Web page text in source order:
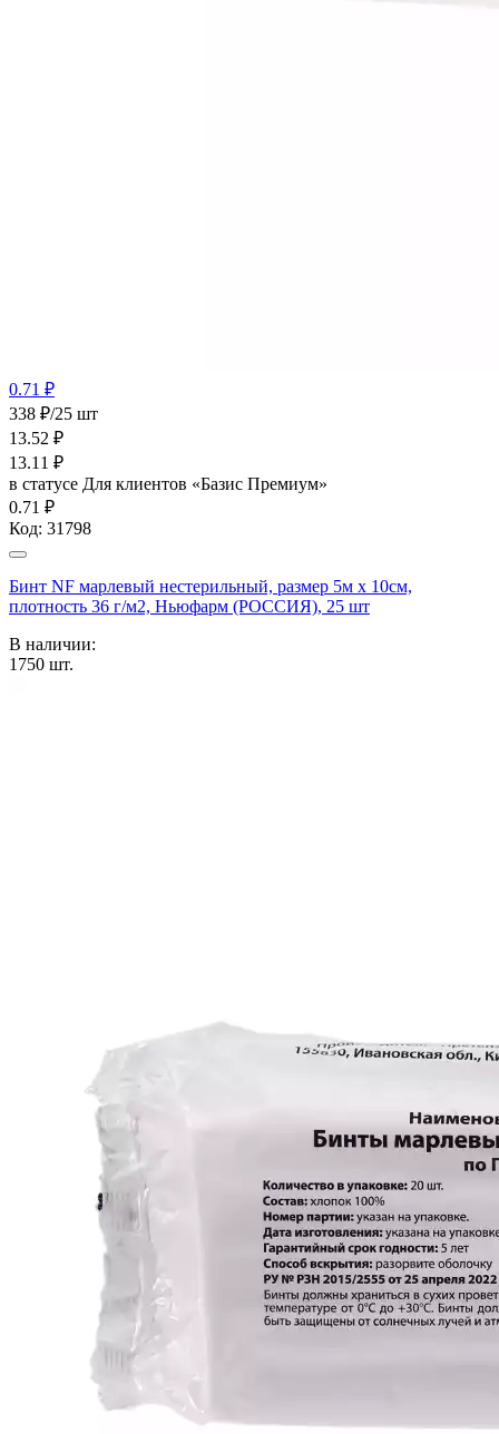
0.71 ₽
338 ₽/25 шт
13.52 ₽
13.11 ₽
в статусе Для клиентов «Базис Премиум»
0.71 ₽
Код: 31798
Бинт NF марлевый нестерильный, размер 5м х 10см,
плотность 36 г/м2, Ньюфарм (РОССИЯ), 25 шт
В наличии:
1750 шт.